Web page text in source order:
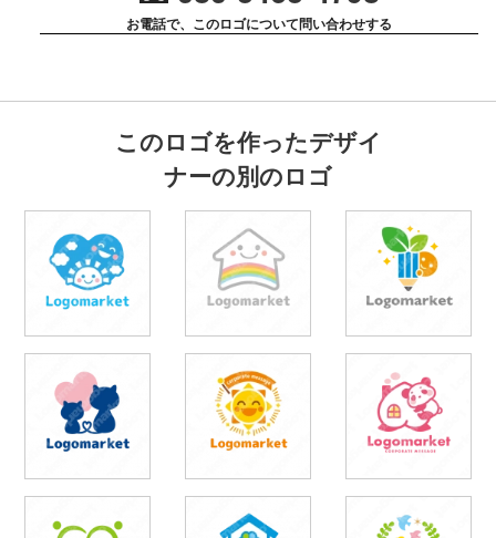
お電話で、このロゴについて問い合わせする
このロゴを作ったデザイ
ナーの別のロゴ